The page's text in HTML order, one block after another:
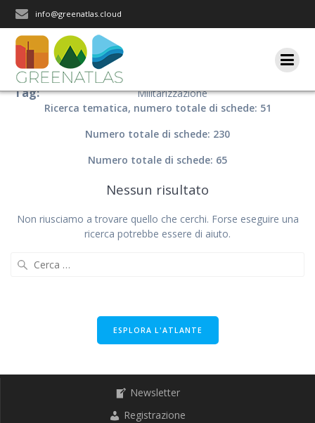
info@greenatlas.cloud
Tag:
Militarizzazione
Ricerca tematica, numero totale di schede: 51
Numero totale di schede: 230
Numero totale di schede: 65
Nessun risultato
Non riusciamo a trovare quello che cerchi. Forse eseguire una
ricerca potrebbe essere di aiuto.
ESPLORA L'ATLANTE
Newsletter
Registrazione